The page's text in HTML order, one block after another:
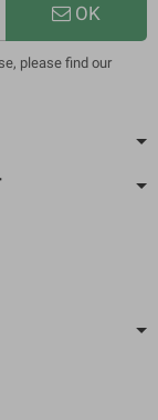
OK
please find our